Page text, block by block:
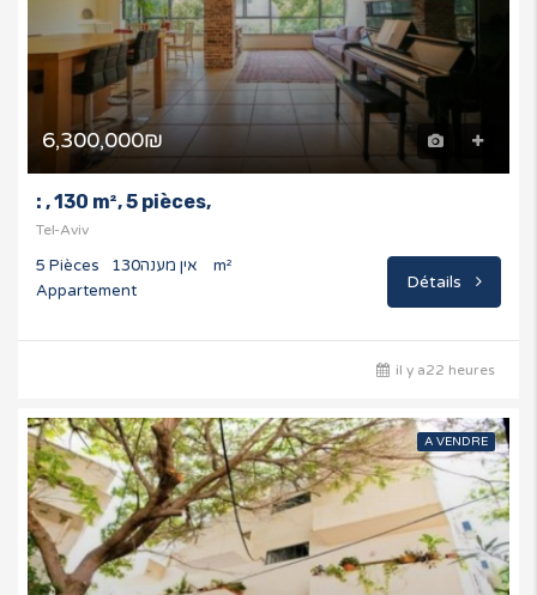
6,300,000₪
: , 130 m², 5 pièces,
Tel-Aviv
5 Pièces אין מענה
130 m²
Appartement
Détails
il y a22 heures
A VENDRE